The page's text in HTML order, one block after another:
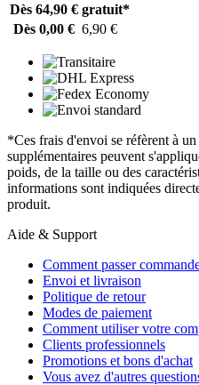
Dès 64,90 € gratuit*
Dès 0,00 € 6,90 €
*Ces frais d'envoi se réfèrent à
supplémentaires peuvent
poids, de la taille ou des
informations sont indiquées
produit.
Aide & Support
Comment passer
Envoi et livraison
Politique de retour
Modes de paiement
Comment utiliser votre
Clients professionnels
Promotions et bons d'achat
Vous avez d'autres